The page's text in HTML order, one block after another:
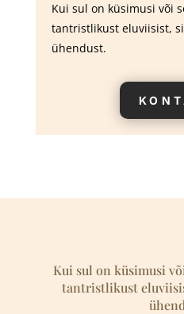
Kui sul on küsimusi või
tantristlikust eluviisist,
ühendust.
Kui sul on küsimusi
tantristlikust